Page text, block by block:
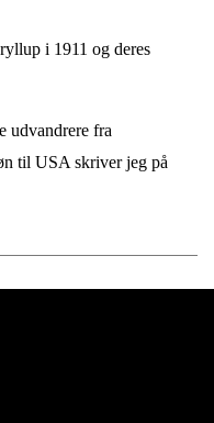
i 1911 og deres
udvandrere fra
til USA skriver jeg på